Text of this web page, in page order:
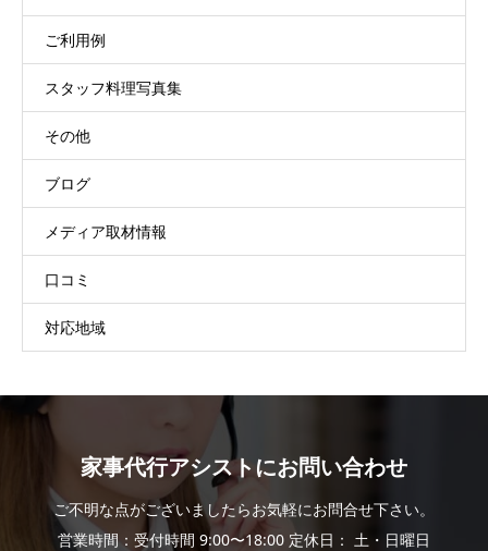
ご利用例
スタッフ料理写真集
その他
ブログ
メディア取材情報
口コミ
対応地域
家事代行アシストにお問い合わせ
ご不明な点がございましたらお気軽にお問合せ下さい。
営業時間：受付時間 9:00〜18:00 定休日： 土・日曜日